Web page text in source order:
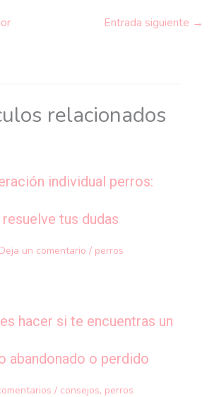
Entrada siguiente →
relacionados
individual perros:
resuelve tus dudas
Deja un comentario / perros
hacer si te encuentras un
abandonado o perdido
/ consejos, perros